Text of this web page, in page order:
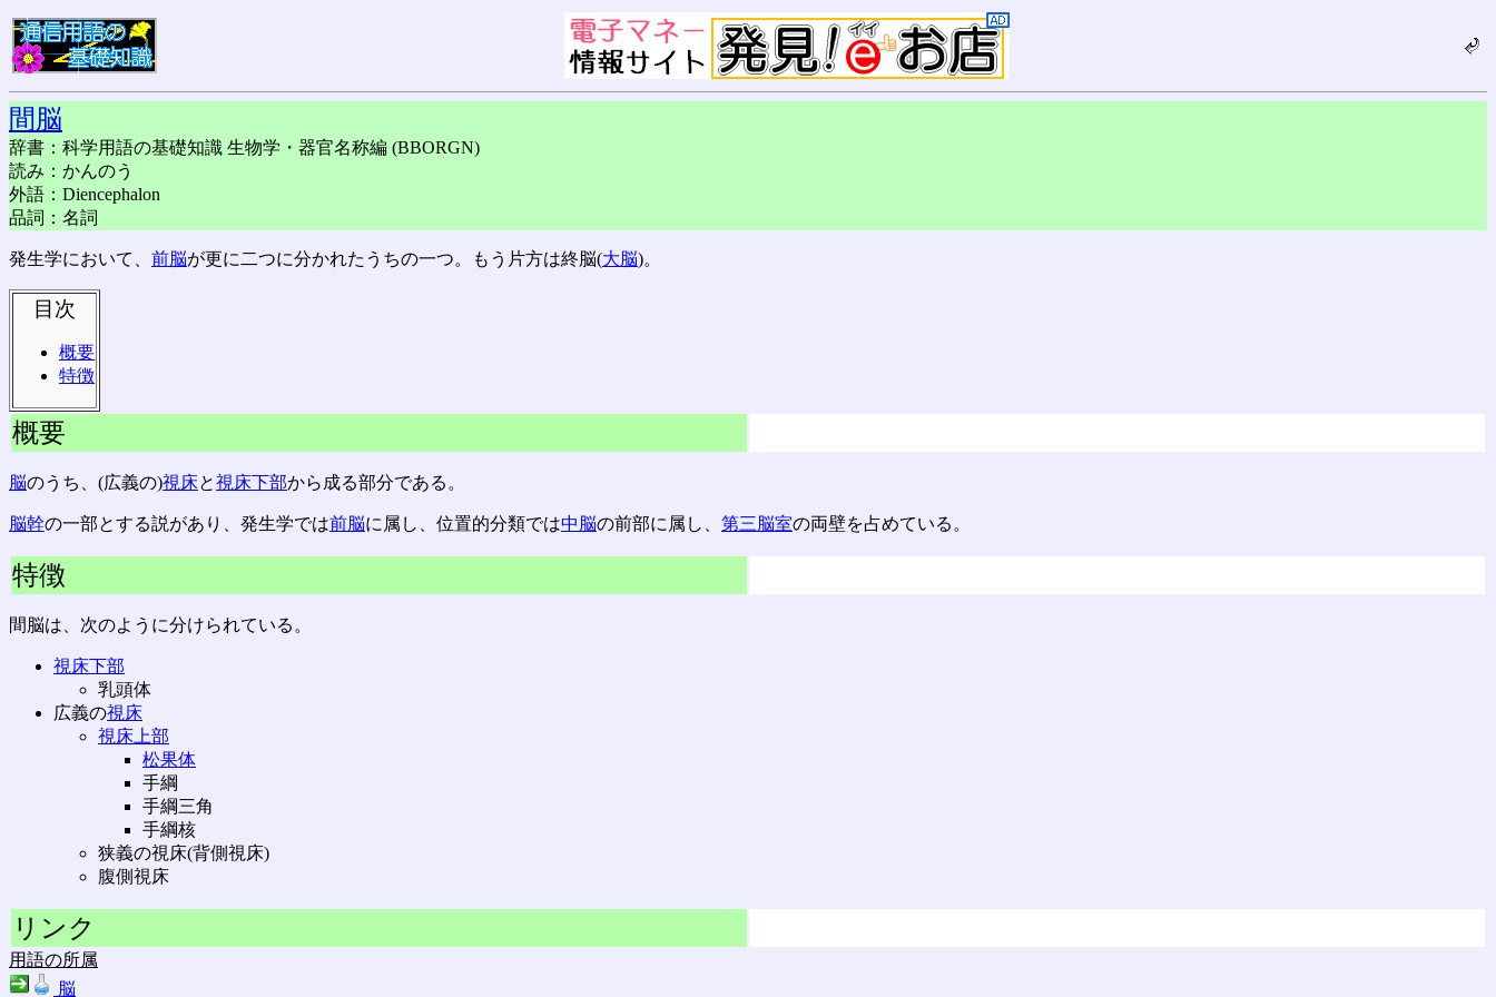
間脳
辞書：科学用語の基礎知識 生物学・器官名称編 (BBORGN)
読み：かんのう
外語：Diencephalon
品詞：名詞
発生学において、 前脳が更に二つに分かれたうちの一つ。もう片方は終脳(大脳)。
目次
概要
特徴
概要
脳のうち、(広義の)視床と視床下部から成る部分である。
脳幹の一部とする説があり、発生学では前脳に属し、位置的分類では中脳の前部に属し、 第三脳室の両壁を占めている。
特徴
間脳は、次のように分けられている。
視床下部
乳頭体
広義の視床
視床上部
松果体
手綱
手綱三角
手綱核
狭義の視床(背側視床)
腹側視床
リンク
用語の所属
脳